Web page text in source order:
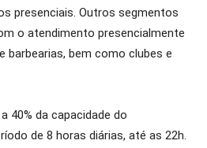
presenciais. Outros segmentos
o atendimento presencialmente
barbearias, bem como clubes e
40% da capacidade do
de 8 horas diárias, até as 22h.